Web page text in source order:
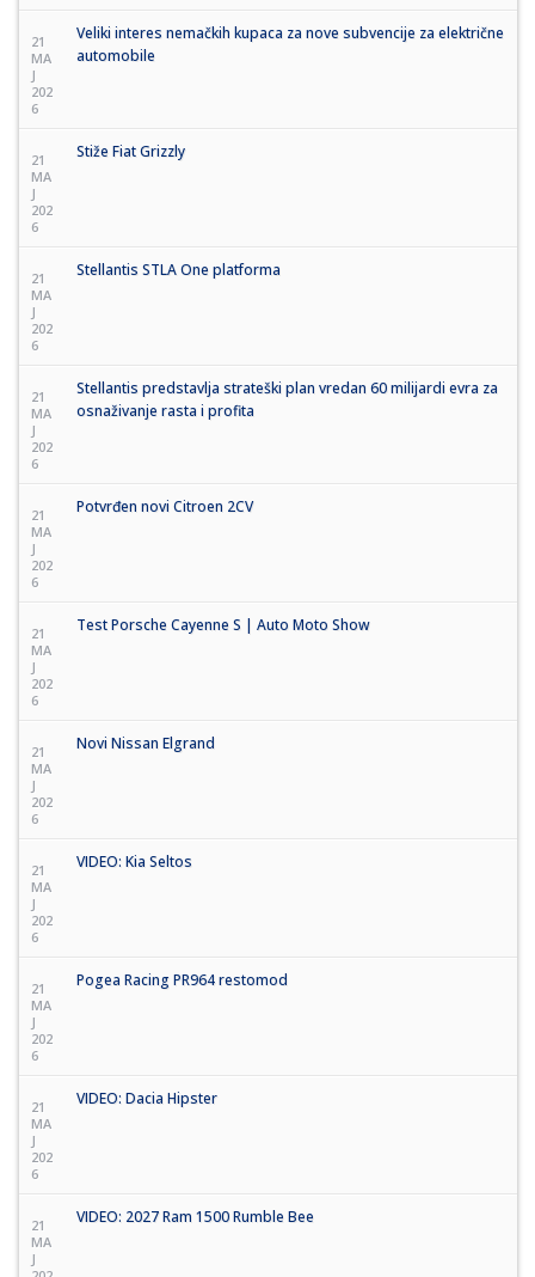
21
MA
J
202
6
Veliki interes nemačkih kupaca za nove subvencije za električne
automobile
21
MA
J
202
6
Stiže Fiat Grizzly
21
MA
J
202
6
Stellantis STLA One platforma
21
MA
J
202
6
Stellantis predstavlja strateški plan vredan 60 milijardi evra za
osnaživanje rasta i profita
21
MA
J
202
6
Potvrđen novi Citroen 2CV
21
MA
J
202
6
Test Porsche Cayenne S | Auto Moto Show
21
MA
J
202
6
Novi Nissan Elgrand
21
MA
J
202
6
VIDEO: Kia Seltos
21
MA
J
202
6
Pogea Racing PR964 restomod
21
MA
J
202
6
VIDEO: Dacia Hipster
21
MA
J
VIDEO: 2027 Ram 1500 Rumble Bee